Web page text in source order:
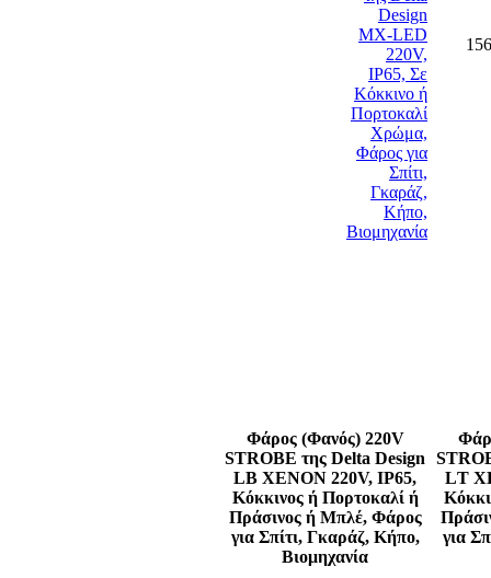
Φάρος (Φανός) 220V
STROBE της Delta Design
LΒ XENON 220V, IP65,
Κόκκινος ή Πορτοκαλί ή
Πράσινος ή Μπλέ, Φάρος
για Σπίτι, Γκαράζ, Κήπο,
Βιομηχανία
LΤ
για